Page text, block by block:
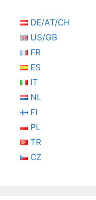
DE/AT/CH
US/GB
FR
ES
IT
NL
FI
PL
TR
CZ